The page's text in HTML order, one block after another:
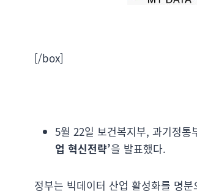
[/box]
5월 22일 보건복지부, 과기정통
업 혁신전략’을 발표했다.
정부는 빅데이터 산업 활성화를 명